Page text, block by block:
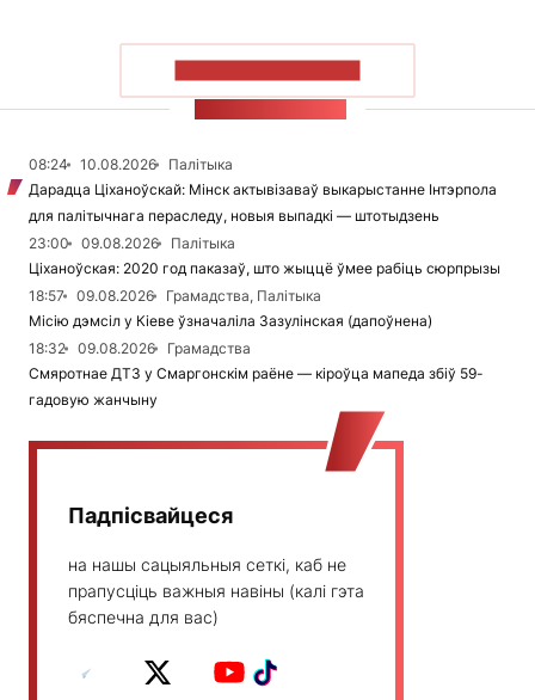
08:24 10.08.2026
Палітыка
Дарадца Ціханоўскай: Мінск актывізаваў выкарыстанне Інтэрпола
для палітычнага пераследу, новыя выпадкі — штотыдзень
23:00
09.08.2026
Палітыка
Ціханоўская: 2020 год паказаў, што жыццё ўмее рабіць сюрпрызы
18:57
09.08.2026
Грамадства, Палітыка
Місію дэмсіл у Кіеве ўзначаліла Зазулінская (дапоўнена)
18:32
09.08.2026
Грамадства
Смяротнае ДТЗ у Смаргонскім раёне — кіроўца мапеда збіў 59-
гадовую жанчыну
Падпісвайцеся
на нашы сацыяльныя сеткі, каб не
прапусціць важныя навіны (калі гэта
бяспечна для вас)